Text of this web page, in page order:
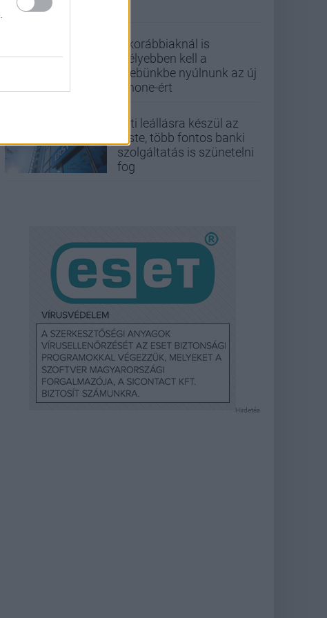
A korábbiaknál is
mélyebben kell a
zsebünkbe nyúlnunk az új
iPhone-ért
Esti leállásra készül az
Erste, több fontos banki
szolgáltatás is szünetelni
fog
Hirdetés